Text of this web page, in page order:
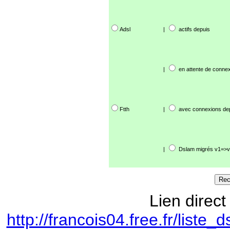
Adsl | actifs depuis
| en attente de
Ftth | avec connexions
| Dslam migrés
Lien
http://francois04.free.fr/